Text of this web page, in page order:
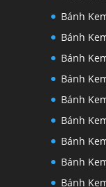
Bánh
Bánh
Bánh
Bánh
Bánh
Bánh
Bánh
Bánh
Bánh